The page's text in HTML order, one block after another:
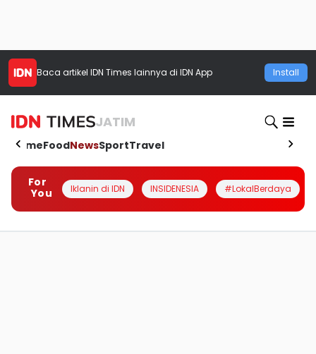
Baca artikel IDN Times lainnya di IDN App Install
JATIM
HomeFoodNewsSportTravel
For
You
Iklanin di IDN INSIDENESIA #LokalBerdaya